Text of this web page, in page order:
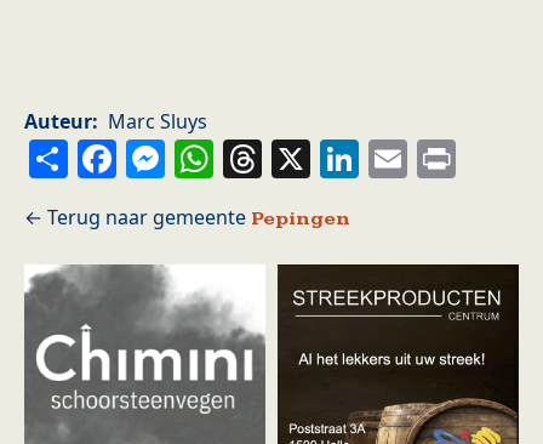
Auteur Marc Sluys
ShareFacebook
Messenger
WhatsApp
Threads
X LinkedIn
Email
Pepingen